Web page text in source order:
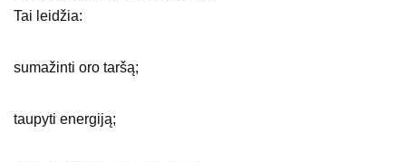
Tai leidžia:
sumažinti oro taršą;
taupyti energiją;